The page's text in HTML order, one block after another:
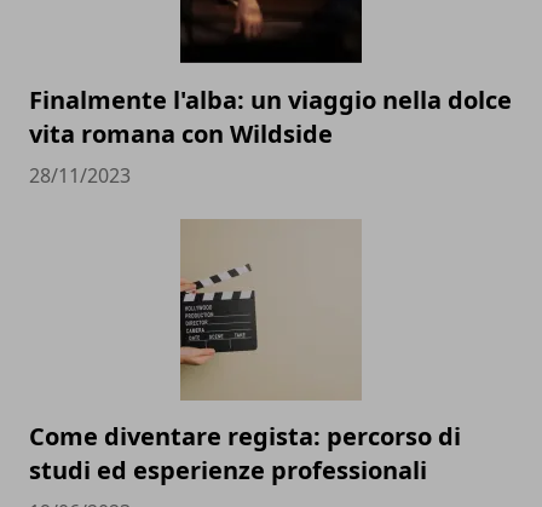
Finalmente l'alba: un viaggio nella dolce
vita romana con Wildside
28/11/2023
Come diventare regista: percorso di
studi ed esperienze professionali